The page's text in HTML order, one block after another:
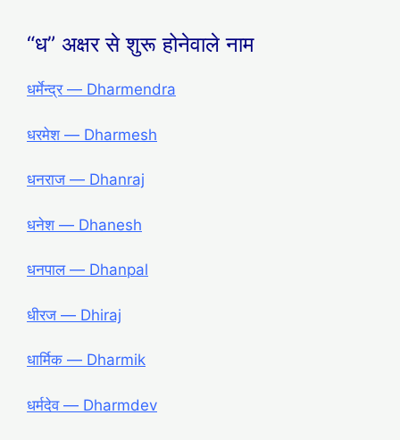
“ध” अक्षर से शुरू होनेवाले नाम
धर्मेन्द्र — Dharmendra
धरमेश — Dharmesh
धनराज — Dhanraj
धनेश — Dhanesh
धनपाल — Dhanpal
धीरज — Dhiraj
धार्मिक — Dharmik
धर्मदेव — Dharmdev